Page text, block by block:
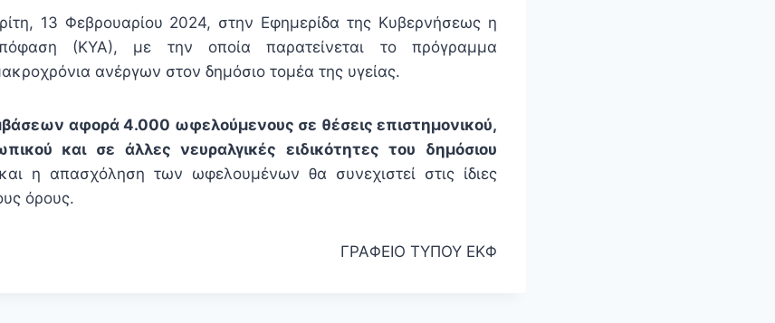
13 Φεβρουαρίου 2024, στην Εφημερίδα της Κυβερνήσεως η
(ΚΥΑ), με την οποία παρατείνεται το πρόγραμμα
ανέργων στον δημόσιο τομέα της υγείας.
αφορά 4.000 ωφελούμενους σε θέσεις επιστημονικού,
και σε άλλες νευραλγικές ειδικότητες του δημόσιου
η απασχόληση των ωφελουμένων θα συνεχιστεί στις ίδιες
όρους.
ΓΡΑΦΕΙΟ ΤΥΠΟΥ ΕΚΦ